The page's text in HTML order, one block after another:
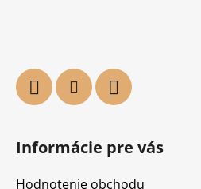
Informácie pre vás
Hodnotenie obchodu